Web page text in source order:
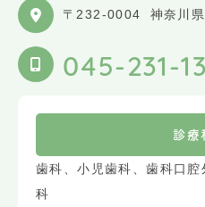
〒232-0004 神奈川
045-231-
診療
歯科、小児歯科、歯科口
科